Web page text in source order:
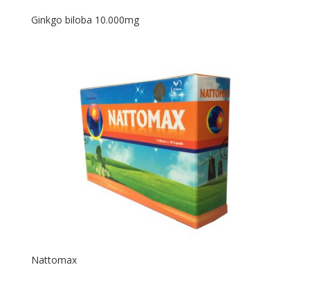
Ginkgo biloba 10.000mg
Nattomax